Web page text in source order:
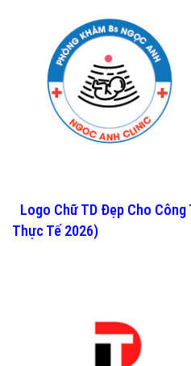
Logo Chữ TD Đẹp Cho
Thực Tế 2026)